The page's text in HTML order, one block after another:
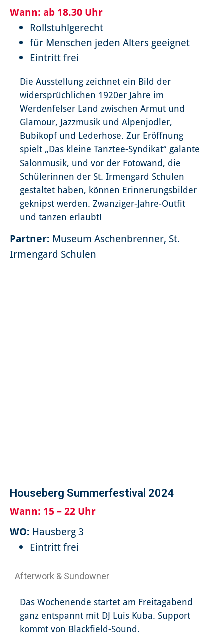
Wann: ab 18.30 Uhr
Rollstuhlgerecht
für Menschen jeden Alters geeignet
Eintritt frei
Die Ausstellung zeichnet ein Bild der
widersprüchlichen 1920er Jahre im
Werdenfelser Land zwischen Armut und
Glamour, Jazzmusik und Alpenjodler,
Bubikopf und Lederhose. Zur Eröffnung
spielt „Das kleine Tanztee-Syndikat“ galante
Salonmusik, und vor der Fotowand, die
Schülerinnen der St. Irmengard Schulen
gestaltet haben, können Erinnerungsbilder
geknipst werden. Zwanziger-Jahre-Outfit
und tanzen erlaubt!
Partner: Museum Aschenbrenner, St.
Irmengard Schulen
Houseberg Summerfestival 2024
Wann: 15 – 22 Uhr
WO: Hausberg 3
Eintritt frei
Afterwork & Sundowner
Das Wochenende startet am Freitagabend
ganz entspannt mit DJ Luis Kuba. Support
kommt von Blackfield-Sound.